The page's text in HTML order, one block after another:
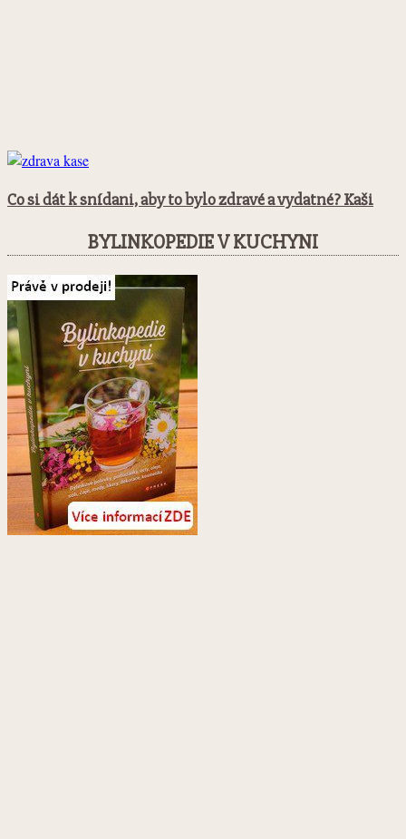
Co si dát k snídani, aby to bylo zdravé a vydatné? Kaši
BYLINKOPEDIE V KUCHYNI